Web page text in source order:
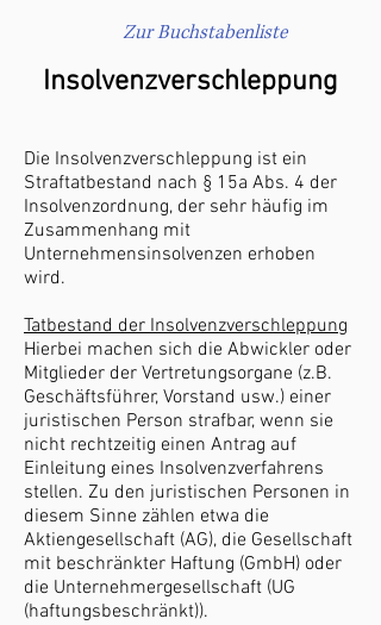
Zur Buchstabenliste
Insolvenzverschleppung
Die Insolvenzverschleppung ist ein
Straftatbestand nach § 15a Abs. 4 der
Insolvenzordnung, der sehr häufig im
Zusammenhang mit
Unternehmensinsolvenzen erhoben
wird.
Tatbestand der Insolvenzverschleppung
Hierbei machen sich die Abwickler oder
Mitglieder der Vertretungsorgane (z.B.
Geschäftsführer, Vorstand usw.) einer
juristischen Person strafbar, wenn sie
nicht rechtzeitig einen Antrag auf
Einleitung eines Insolvenzverfahrens
stellen. Zu den juristischen Personen in
diesem Sinne zählen etwa die
Aktiengesellschaft (AG), die Gesellschaft
mit beschränkter Haftung (GmbH) oder
die Unternehmergesellschaft (UG
(haftungsbeschränkt)).